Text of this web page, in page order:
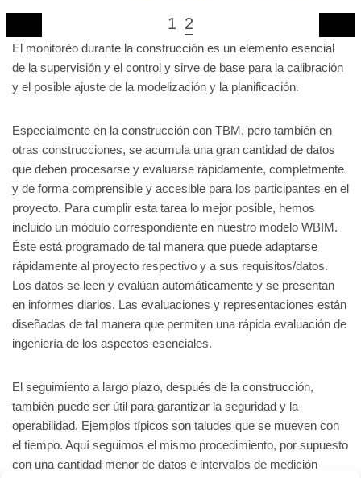
1 2
El monitoréo durante la construcción es un elemento esencial
de la supervisión y el control y sirve de base para la calibración
y el posible ajuste de la modelización y la planificación.
Especialmente en la construcción con TBM, pero también en
otras construcciones, se acumula una gran cantidad de datos
que deben procesarse y evaluarse rápidamente, completmente
y de forma comprensible y accesible para los participantes en el
proyecto. Para cumplir esta tarea lo mejor posible, hemos
incluido un módulo correspondiente en nuestro modelo WBIM.
Éste está programado de tal manera que puede adaptarse
rápidamente al proyecto respectivo y a sus requisitos/datos.
Los datos se leen y evalúan automáticamente y se presentan
en informes diarios. Las evaluaciones y representaciones están
diseñadas de tal manera que permiten una rápida evaluación de
ingeniería de los aspectos esenciales.
El seguimiento a largo plazo, después de la construcción,
también puede ser útil para garantizar la seguridad y la
operabilidad. Ejemplos típicos son taludes que se mueven con
el tiempo. Aquí seguimos el mismo procedimiento, por supuesto
con una cantidad menor de datos e intervalos de medición